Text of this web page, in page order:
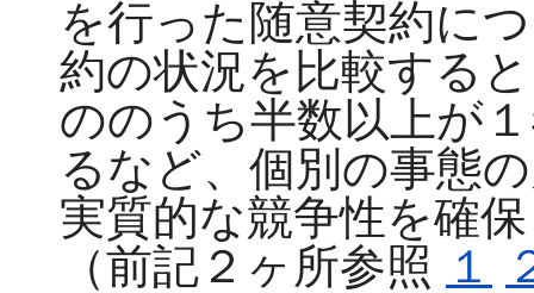
を行った随意契約に
約の状況を比較する
ののうち半数以上が
るなど、個別の事態
実質的な競争性を確
（前記２ヶ所参照 １